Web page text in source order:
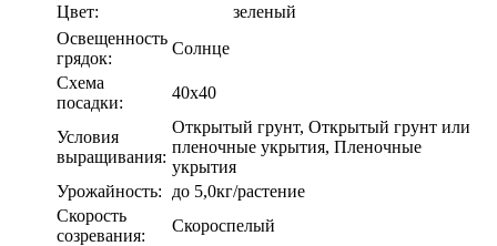
Цвет:
зеленый
Освещенность
грядок:
Солнце
Схема
посадки:
40х40
Условия
выращивания:
Открытый грунт, Открытый грунт или
пленочные укрытия, Пленочные
укрытия
Урожайность:
до 5,0кг/растение
Скорость
созревания:
Скороспелый